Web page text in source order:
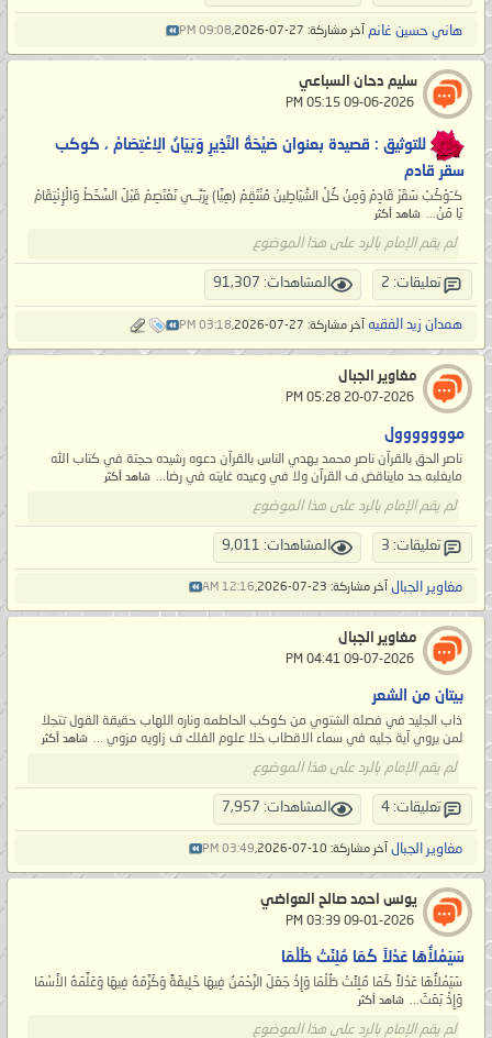
هاني حسين غانم آخر مشاركة: 27-07-2026, 09:08 PM
سليم دحان السباعي
للتوثيق : قصيدة بعنوان صَيْحَةُ النَّذِيرِ وَبَيَانُ الِاعْتِصَامْ ، كوكب
سقر قادم
كـَوْكَبْ سَقَرْ قَادِمْ وَمِنْ كُلْ الشِّيَاطِينْ مُنْتَقِمْ (هِيَّا) بِرَبِّــي نَعْتَصِمْ قَبْلَ السَّخَطْ وَالْإِنْتِقَامْ
يَا مَنْ... شاهد أكثر
لم يقم الإمام بالرد على هذا الموضوع
تعليقات: 2 المشاهدات: 91,307
همدان زيد الفقيه آخر مشاركة: 27-07-2026, 03:18 PM
مغاوير الجبال
مووووووول
ناصر الحق بالقرآن ناصر محمد يهدي الناس بالقرآن دعوه رشيده حجتة في كتاب الله
مايغلبه حد مايناقض ف القرآن ولا في وعيده غايته في رضا... شاهد أكثر
لم يقم الإمام بالرد على هذا الموضوع
تعليقات: 3 المشاهدات: 9,011
مغاوير الجبال آخر مشاركة: 23-07-2026, 12:16 AM
مغاوير الجبال
بيتان من الشعر
ذاب الجليد في فصله الشتوي من كوكب الحاطمه وناره اللهاب حقيقة القول تتجلا
لمن يروي آية جليه في سماء الاقطاب خلا علوم الفلك ف زاويه مزوي ... شاهد أكثر
لم يقم الإمام بالرد على هذا الموضوع
تعليقات: 4 المشاهدات: 7,957
مغاوير الجبال آخر مشاركة: 10-07-2026, 03:49 PM
يونس احمد صالح العواضي
سَيَمْلأُهَا عَدْلاً كَمَا مُلِئَتْ ظُلْمَا
سَيَمْلأُهَا عَدْلاً كَمَا مُلِئَتْ ظُلْمَا وَإِذْ جَعَلَ الرَّحْمَنُ فِيهَا خَلِيفَةً وَكَرَّمَهُ فِيهَا وَعَلَّمَهُ الأَسْمَا
وَإِذْ بَعَثَ... شاهد أكثر
لم يقم الإمام بالرد على هذا الموضوع